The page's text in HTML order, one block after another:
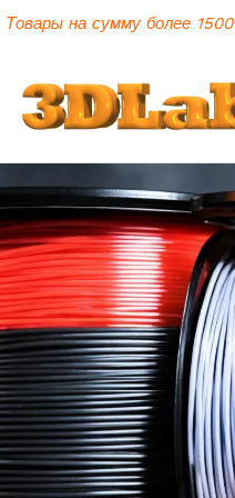
Товары на сумму более